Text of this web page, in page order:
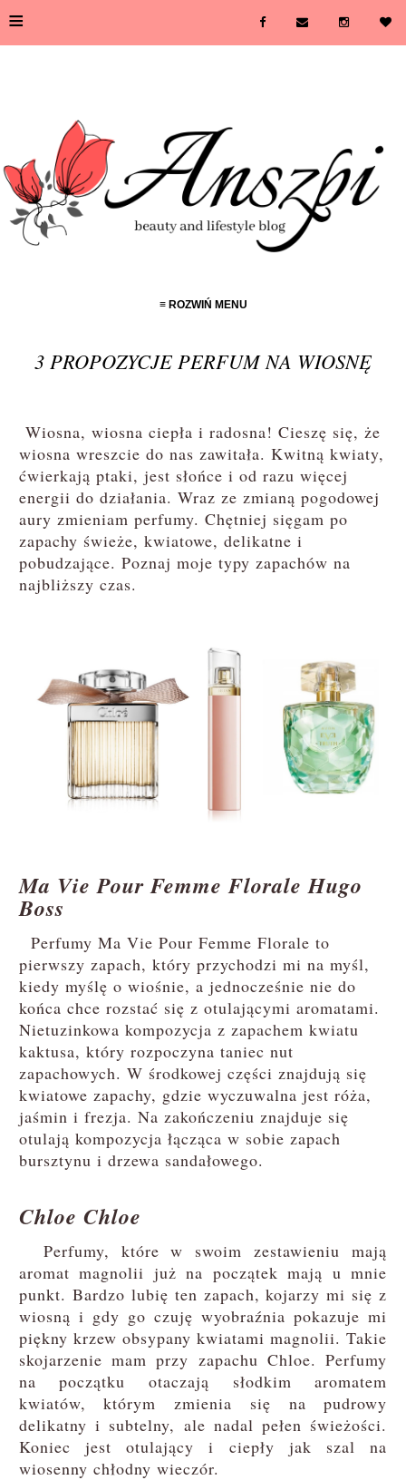
≡
≡ ROZWIŃ MENU
3 PROPOZYCJE PERFUM NA WIOSNĘ
Wiosna, wiosna ciepła i radosna! Cieszę się, że
wiosna wreszcie do nas zawitała. Kwitną kwiaty,
ćwierkają ptaki, jest słońce i od razu więcej
energii do działania. Wraz ze zmianą pogodowej
aury zmieniam perfumy. Chętniej sięgam po
zapachy świeże, kwiatowe, delikatne i
pobudzające. Poznaj moje typy zapachów na
najbliższy czas.
Ma Vie Pour Femme Florale Hugo
Boss
Perfumy Ma Vie Pour Femme Florale to
pierwszy zapach, który przychodzi mi na myśl,
kiedy myślę o wiośnie, a jednocześnie nie do
końca chce rozstać się z otulającymi aromatami.
Nietuzinkowa kompozycja z zapachem kwiatu
kaktusa, który rozpoczyna taniec nut
zapachowych. W środkowej części znajdują się
kwiatowe zapachy, gdzie wyczuwalna jest róża,
jaśmin i frezja. Na zakończeniu znajduje się
otulają kompozycja łącząca w sobie zapach
bursztynu i drzewa sandałowego.
Chloe Chloe
Perfumy, które w swoim zestawieniu mają
aromat magnolii już na początek mają u mnie
punkt. Bardzo lubię ten zapach, kojarzy mi się z
wiosną i gdy go czuję wyobraźnia pokazuje mi
piękny krzew obsypany kwiatami magnolii. Takie
skojarzenie mam przy zapachu Chloe. Perfumy
na początku otaczają słodkim aromatem
kwiatów, którym zmienia się na pudrowy
delikatny i subtelny, ale nadal pełen świeżości.
Koniec jest otulający i ciepły jak szal na
wiosenny chłodny wieczór.